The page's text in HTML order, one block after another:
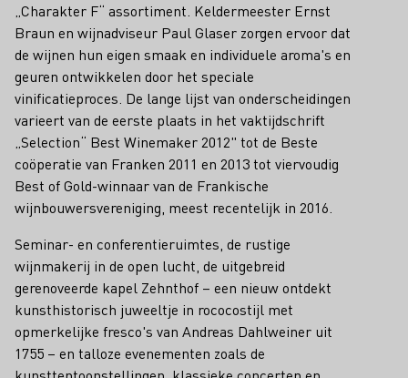
„Charakter F“ assortiment. Keldermeester Ernst
Braun en wijnadviseur Paul Glaser zorgen ervoor dat
de wijnen hun eigen smaak en individuele aroma's en
geuren ontwikkelen door het speciale
vinificatieproces. De lange lijst van onderscheidingen
varieert van de eerste plaats in het vaktijdschrift
„Selection“ Best Winemaker 2012" tot de Beste
coöperatie van Franken 2011 en 2013 tot viervoudig
Best of Gold-winnaar van de Frankische
wijnbouwersvereniging, meest recentelijk in 2016.
Seminar- en conferentieruimtes, de rustige
wijnmakerij in de open lucht, de uitgebreid
gerenoveerde kapel Zehnthof – een nieuw ontdekt
kunsthistorisch juweeltje in rococostijl met
opmerkelijke fresco's van Andreas Dahlweiner uit
1755 – en talloze evenementen zoals de